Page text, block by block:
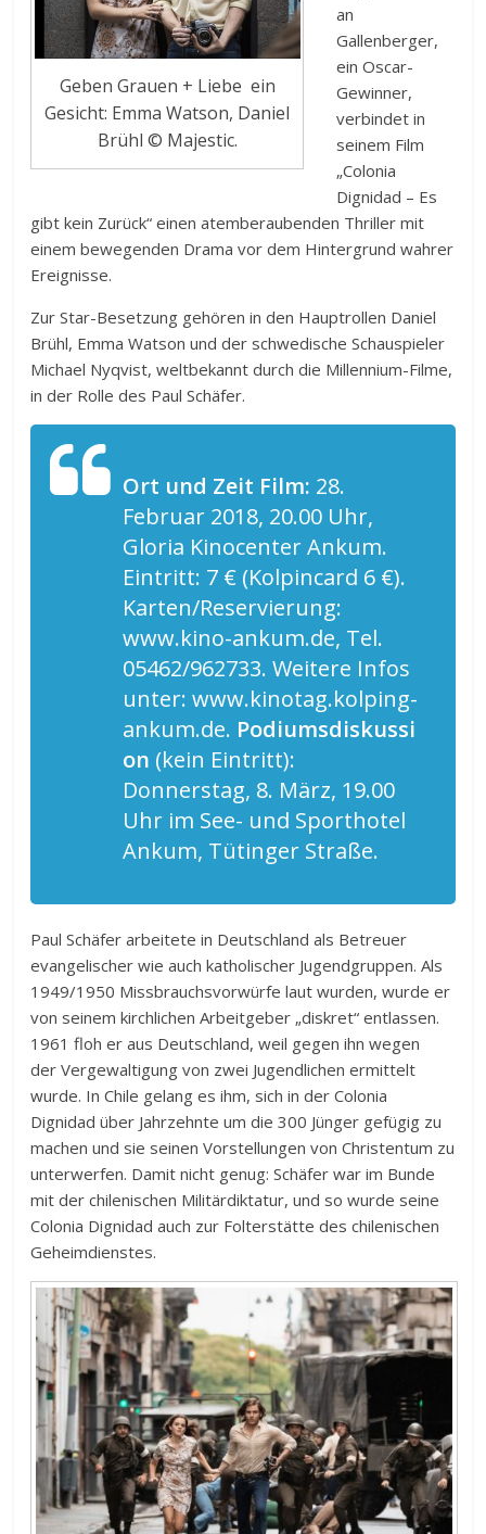
Geben Grauen + Liebe ein
Gesicht: Emma Watson, Daniel
Brühl © Majestic.
an
Gallenberger,
ein Oscar-
Gewinner,
verbindet in
seinem Film
„Colonia
Dignidad – Es
gibt kein Zurück“ einen atemberaubenden Thriller mit
einem bewegenden Drama vor dem Hintergrund wahrer
Ereignisse.
Zur Star-Besetzung gehören in den Hauptrollen Daniel
Brühl, Emma Watson und der schwedische Schauspieler
Michael Nyqvist, weltbekannt durch die Millennium-Filme,
in der Rolle des Paul Schäfer.
Ort und Zeit Film: 28.
Februar 2018, 20.00 Uhr,
Gloria Kinocenter Ankum.
Eintritt: 7 € (Kolpincard 6 €).
Karten/Reservierung:
www.kino-ankum.de, Tel.
05462/962733. Weitere Infos
unter: www.kinotag.kolping-
ankum.de. Podiumsdiskussi
on (kein Eintritt):
Donnerstag, 8. März, 19.00
Uhr im See- und Sporthotel
Ankum, Tütinger Straße.
Paul Schäfer arbeitete in Deutschland als Betreuer
evangelischer wie auch katholischer Jugendgruppen. Als
1949/1950 Missbrauchsvorwürfe laut wurden, wurde er
von seinem kirchlichen Arbeitgeber „diskret“ entlassen.
1961 floh er aus Deutschland, weil gegen ihn wegen
der Vergewaltigung von zwei Jugendlichen ermittelt
wurde. In Chile gelang es ihm, sich in der Colonia
Dignidad über Jahrzehnte um die 300 Jünger gefügig zu
machen und sie seinen Vorstellungen von Christentum zu
unterwerfen. Damit nicht genug: Schäfer war im Bunde
mit der chilenischen Militärdiktatur, und so wurde seine
Colonia Dignidad auch zur Folterstätte des chilenischen
Geheimdienstes.